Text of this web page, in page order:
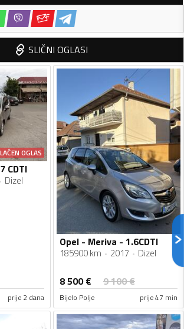
SLIČNI OGLASI
OGLAS
CDTI
Dizel
prije 2 dana
Opel - Meriva - 1.6CDTI
185900 km 2017 Dizel
8 500€ 9 100€
Bijelo Polje prije 47 min